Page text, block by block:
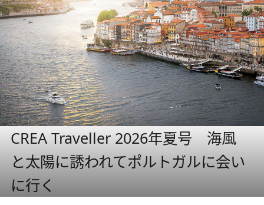
CREA Traveller 2026年夏号 海風
と太陽に誘われてポルトガルに会い
に行く